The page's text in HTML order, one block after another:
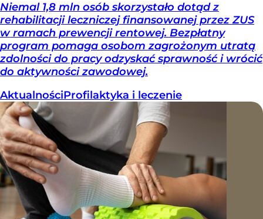
Niemal 1,8 mln osób skorzystało dotąd z
rehabilitacji leczniczej finansowanej przez ZUS
w ramach prewencji rentowej. Bezpłatny
program pomaga osobom zagrożonym utratą
zdolności do pracy odzyskać sprawność i wrócić
do aktywności zawodowej.
AktualnościProfilaktyka i leczenie